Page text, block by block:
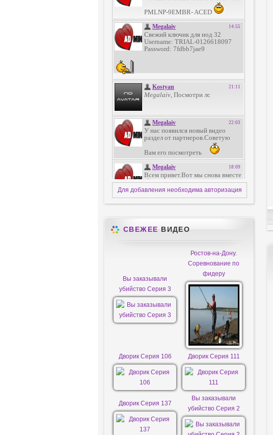
Для добавления необходима авторизация
СВЕЖЕЕ ВИДЕО
Вы заказывали
убийство Серия 3
Ростов-на-Дону.
Соревнование по
фидеру
Дворик Серия 106 Дворик Серия 111
Дворик Серия 137
Вы заказывали
убийство Серия 2